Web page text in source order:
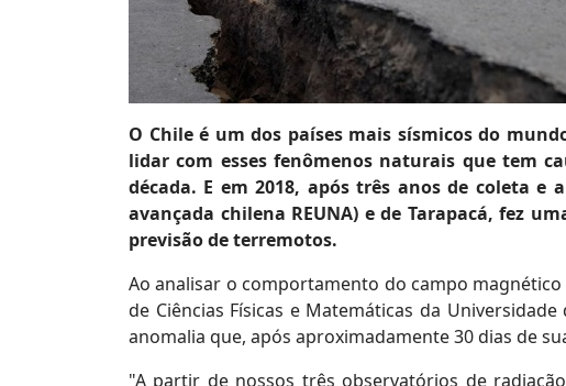
O Chile é um dos países mais sísmicos do
lidar com esses fenômenos naturais que tem
década. E em 2018, após três anos de coleta e
avançada chilena REUNA) e de Tarapacá, fez
previsão de terremotos.
Ao analisar o comportamento do campo
de Ciências Físicas e Matemáticas da
anomalia que, após aproximadamente 30 dias de
"A partir de nossos três observatórios de